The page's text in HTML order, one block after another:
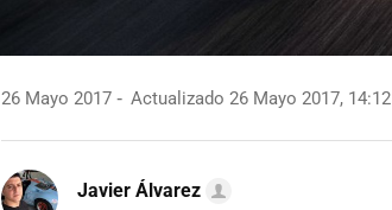
26 Mayo 2017 Actualizado 26 Mayo 2017, 14:12
Javier Álvarez